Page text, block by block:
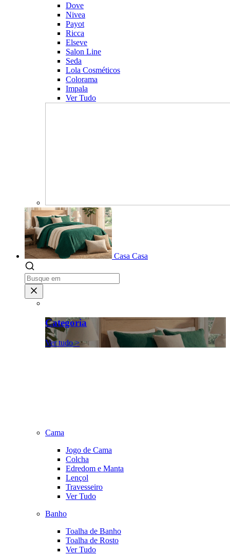
Dove
Nivea
Payot
Ricca
Elseve
Salon Line
Seda
Lola Cosméticos
Colorama
Impala
Ver Tudo
Casa Casa
Categoria
Ver tudo >
Cama
Jogo de Cama
Colcha
Edredom e Manta
Lençol
Travesseiro
Ver Tudo
Banho
Toalha de Banho
Toalha de Rosto
Ver Tudo